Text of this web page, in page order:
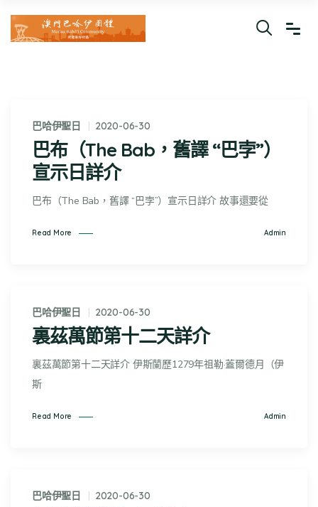
巴哈伊聖日 2020-06-30
巴布（The Bab，舊譯 “巴孛”）
宣示日詳介
巴布（The Bab，舊譯 “巴孛”）宣示日詳介 故事還要從
Read More Admin
巴哈伊聖日 2020-06-30
裏茲萬節第十二天詳介
裏茲萬節第十二天詳介 伊斯蘭歷1279年祖勒·蓋爾德月（伊
斯
Read More Admin
巴哈伊聖日 2020-06-30